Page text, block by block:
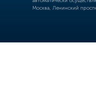
Москва, Ленинский